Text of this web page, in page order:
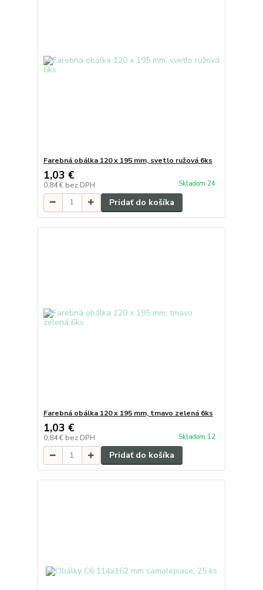
Farebná obálka 120 x 195 mm, svetlo ružová 6ks
1,03 €
0,84 € bez DPH Skladom 24
Pridať do košíka
Farebná obálka 120 x 195 mm, tmavo zelená 6ks
1,03 €
0,84 € bez DPH Skladom 12
Pridať do košíka